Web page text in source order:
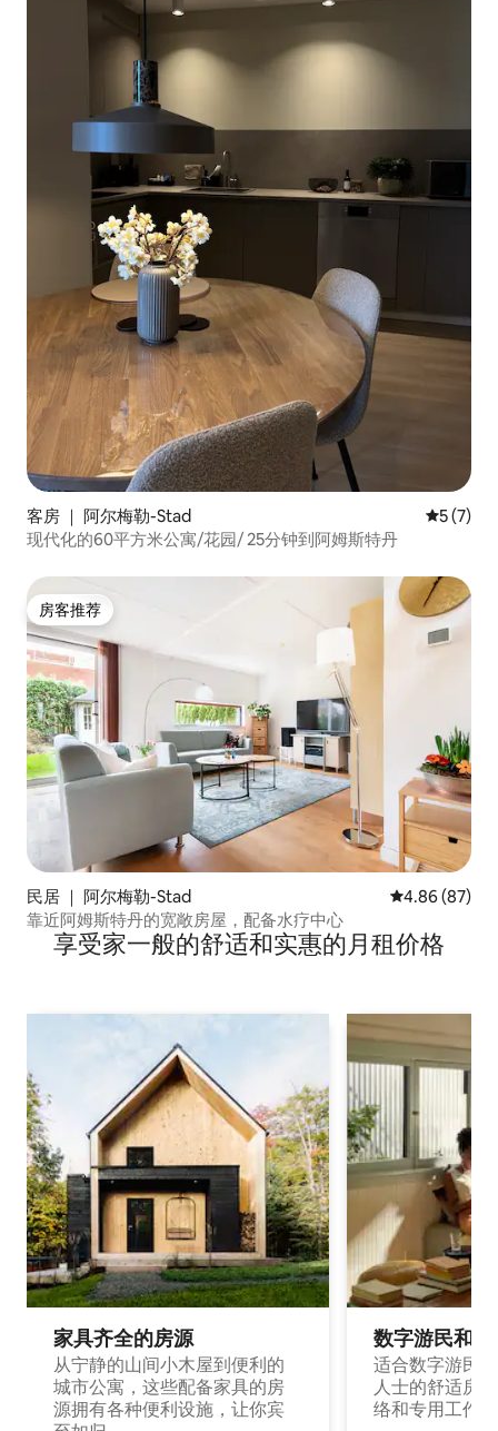
客房 ｜ 阿尔梅勒-Stad 平均评分
5 (7)
现代化的60平方米公寓/花园/ 25分钟到阿姆斯特丹
房客推荐
房客推荐
民居 ｜ 阿尔梅勒-Stad 平均评分 4.86
4.86 (87)
靠近阿姆斯特丹的宽敞房屋，配备水疗中心
享受家一般的舒适和实惠的月租价格
家具齐全的房源
从宁静的山间小木屋到便利的
城市公寓，这些配备家具的房
源拥有各种便利设施，让你宾
数字游民和
适合数字游民
人士的舒适房
络和专用工作